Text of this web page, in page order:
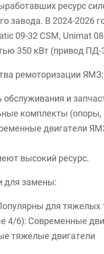
ресурс
завода. В 2024-
09-32 CSM, Unimat
350 кВт (привод ПД-
ремоторизации ЯМЗ:
и
комплекты (опоры,
двигатели
высокий ресурс.
для замены:
для тяжелых
6): Современные
тяжелые двигатели